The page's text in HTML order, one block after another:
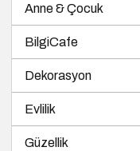
Anne & Çocuk
BilgiCafe
Dekorasyon
Evlilik
Güzellik